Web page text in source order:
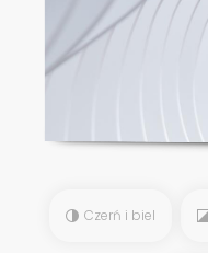
Czerń i biel